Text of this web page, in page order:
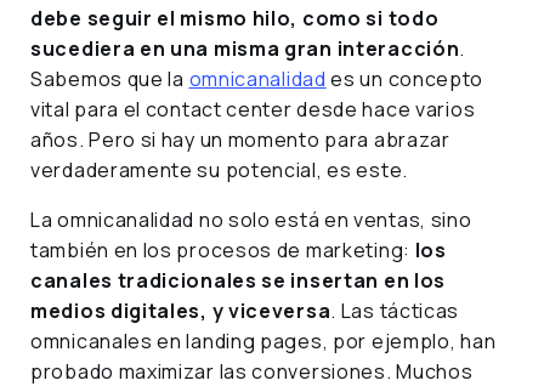
debe seguir el mismo hilo, como si todo
sucediera en una misma gran interacción.
Sabemos que la omnicanalidad es un concepto
vital para el contact center desde hace varios
años. Pero si hay un momento para abrazar
verdaderamente su potencial, es este.
La omnicanalidad no solo está en ventas, sino
también en los procesos de marketing: los
canales tradicionales se insertan en los
medios digitales, y viceversa. Las tácticas
omnicanales en landing pages, por ejemplo, han
probado maximizar las conversiones. Muchos